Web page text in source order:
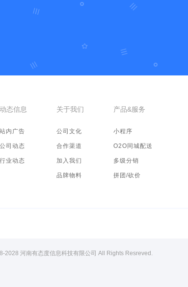
动态信息
站内广告
公司动态
行业动态
关于我们
公司文化
合作渠道
加入我们
品牌物料
产品&服务
小程序
O2O同城配送
多级分销
拼团/砍价
2028 河南有态度信息科技有限公司 All Rights Resreved.